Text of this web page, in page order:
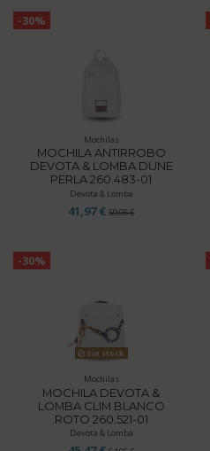
-30%
Mochilas
MOCHILA ANTIRROBO
DEVOTA & LOMBA DUNE
PERLA 260.483-01
Devota & Lomba
41,97 €59,95 €
-30%
Sin stock
Mochilas
MOCHILA DEVOTA &
LOMBA CLIM BLANCO
ROTO 260.521-01
Devota & Lomba